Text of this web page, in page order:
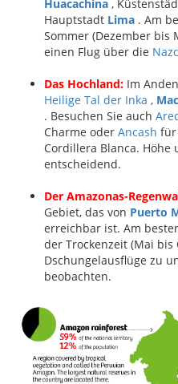
Huacachina ,
Hauptstadt Lima . Am
Sommer (Dezember bis
einen Flug über die
Das Hochland: Im
Heilige Tal der Inka ,
. Besuchen Sie auch
Charme oder Ancash für
Cordillera Blanca.
entscheidend.
Der Amazonas-
Gebiet, das von Puerto
erreichbar ist. Am
der Trockenzeit (Mai bis
Dschungelausflüge zu
beobachten.